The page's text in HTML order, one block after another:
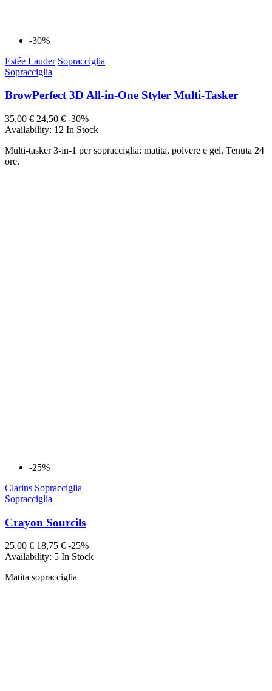
-30%
Estée Lauder Sopracciglia
Sopracciglia
BrowPerfect 3D All-in-One Styler Multi-Tasker
35,00 € 24,50 € -30%
Availability: 12 In Stock
Multi-tasker 3-in-1 per sopracciglia: matita, polvere e gel. Tenuta 24
ore.
-25%
Clarins Sopracciglia
Sopracciglia
Crayon Sourcils
25,00 € 18,75 € -25%
Availability: 5 In Stock
Matita sopracciglia